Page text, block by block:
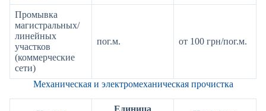
Промывка
магистральных/
линейных
участков
(коммерческие
сети)
пог.м. от 100 грн/пог.м.
Механическая и электромеханическая прочистка